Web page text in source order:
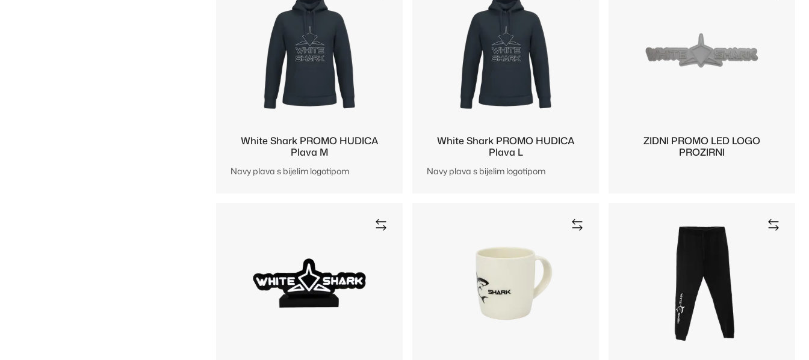
White Shark PROMO HUDICA
Plava M
Navy plava s bijelim logotipom
White Shark PROMO HUDICA
Plava L
Navy plava s bijelim logotipom
ZIDNI PROMO LED LOGO
PROZIRNI